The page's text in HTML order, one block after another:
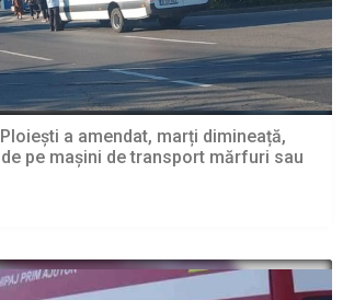
a amendat, marți dimineață,
pe mașini de transport mărfuri sau